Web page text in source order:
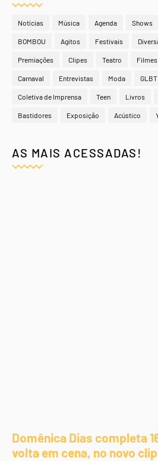
Notícias Música Agenda Shows
BOMBOU Agitos Festivais
Premiações Clipes Teatro Filmes
Carnaval Entrevistas Moda GLBT
Coletiva de Imprensa Teen Livros
Bastidores Exposição Acústico
AS MAIS ACESSADAS!
Domênica Dias completa
volta em cena, no novo